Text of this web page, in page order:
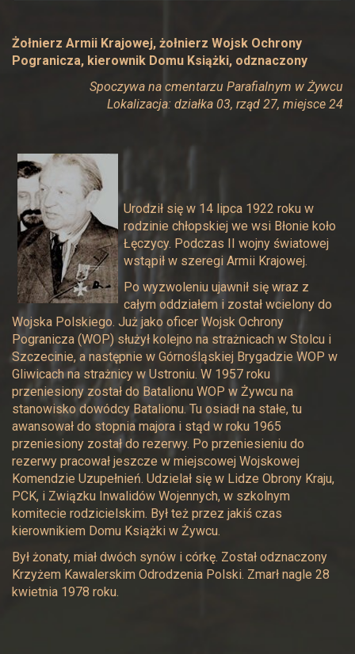
Żołnierz Armii Krajowej, żołnierz Wojsk Ochrony
Pogranicza, kierownik Domu Książki, odznaczony
Spoczywa na cmentarzu Parafialnym w Żywcu
Lokalizacja: działka 03, rząd 27, miejsce 24
Urodził się w 14 lipca 1922 roku w
rodzinie chłopskiej we wsi Błonie koło
Łęczycy. Podczas II wojny światowej
wstąpił w szeregi Armii Krajowej.
Po wyzwoleniu ujawnił się wraz z
całym oddziałem i został wcielony do
Wojska Polskiego. Już jako oficer Wojsk Ochrony
Pogranicza (WOP) służył kolejno na strażnicach w Stolcu i
Szczecinie, a następnie w Górnośląskiej Brygadzie WOP w
Gliwicach na strażnicy w Ustroniu. W 1957 roku
przeniesiony został do Batalionu WOP w Żywcu na
stanowisko dowódcy Batalionu. Tu osiadł na stałe, tu
awansował do stopnia majora i stąd w roku 1965
przeniesiony został do rezerwy. Po przeniesieniu do
rezerwy pracował jeszcze w miejscowej Wojskowej
Komendzie Uzupełnień. Udzielał się w Lidze Obrony Kraju,
PCK, i Związku Inwalidów Wojennych, w szkolnym
komitecie rodzicielskim. Był też przez jakiś czas
kierownikiem Domu Książki w Żywcu.
Był żonaty, miał dwóch synów i córkę. Został odznaczony
Krzyżem Kawalerskim Odrodzenia Polski. Zmarł nagle 28
kwietnia 1978 roku.